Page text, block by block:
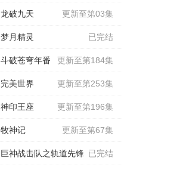
更新至第03集
龙破九天
已完结
梦月精灵
更新至第184集
斗破苍穹年番
更新至第253集
完美世界
更新至第196集
神印王座
更新至第67集
牧神记
已完结
巨神战击队之轨道先锋